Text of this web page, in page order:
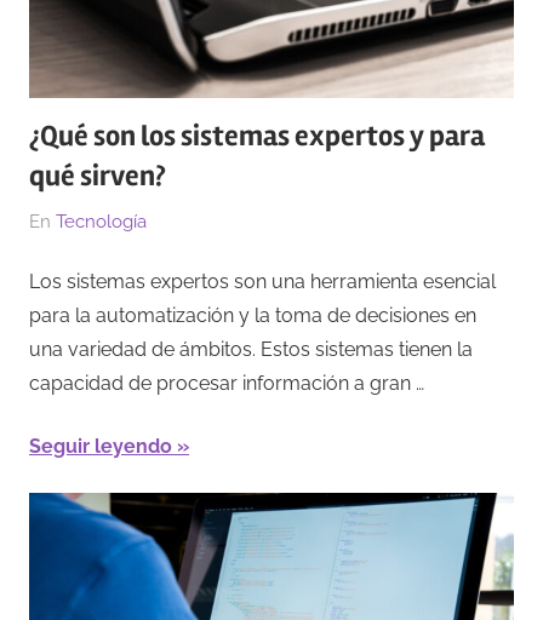
¿Qué son los sistemas expertos y para
qué sirven?
El
Por
En Tecnología
Los sistemas expertos son una herramienta esencial
para la automatización y la toma de decisiones en
una variedad de ámbitos. Estos sistemas tienen la
capacidad de procesar información a gran …
Seguir leyendo